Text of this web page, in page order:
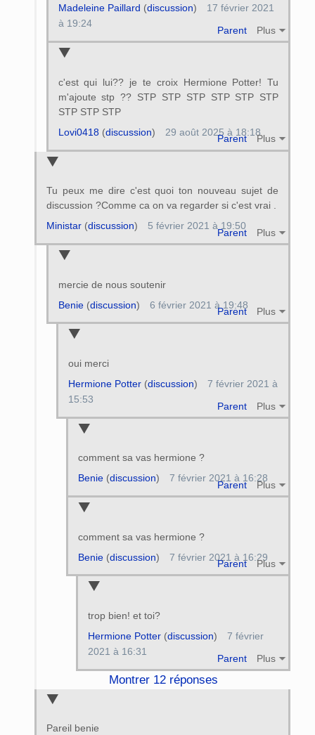
Parent Plus
Madeleine Paillard (discussion)
17 février 2021
à 19:24
c'est qui lui?? je te croix Hermione Potter! Tu
m'ajoute stp ?? STP STP STP STP STP STP
STP STP STP
Parent Plus
Lovi0418 (discussion) 29 août 2025 à 18:18
Tu peux me dire c'est quoi ton nouveau sujet de
discussion ?Comme ca on va regarder si c'est vrai .
Parent Plus
Ministar(discussion) 5 février 2021 à 19:50
mercie de nous soutenir
Parent Plus
Benie(discussion) 6 février 2021 à 19:48
oui merci
Parent Plus
Hermione Potter(discussion)
7 février 2021 à
15:53
comment sa vas hermione ?
Parent Plus
Benie(discussion) 7 février 2021 à 16:28
comment sa vas hermione ?
Parent Plus
Benie(discussion) 7 février 2021 à 16:29
trop bien! et toi?
Parent Plus
Hermione Potter(discussion)
7 février
2021 à 16:31
Montrer 12 réponses
Pareil benie